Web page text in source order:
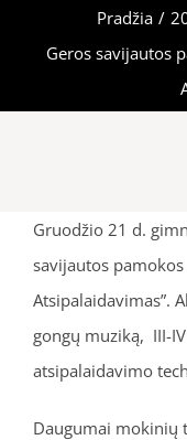
Pradžia /
Geros savijautos
Gruodžio 21 d.
savijautos pamokos
Atsipalaidavimas”.
gongų muziką, III-
atsipalaidavimo
Daugumai mokinių